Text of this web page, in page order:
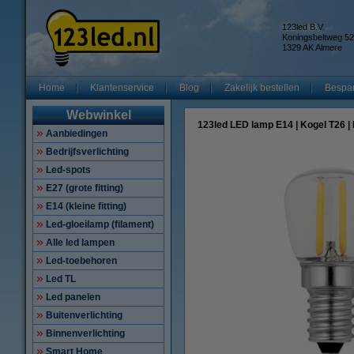
123led B.V.
Koningsbeltweg 52
1329 AK Almere
Home Klantenservice Blog Zakelijk bestellen
Webwinkel
Aanbiedingen
Bedrijfsverlichting
Led-spots
E27 (grote fitting)
E14 (kleine fitting)
Led-gloeilamp (filament)
Alle led lampen
Led-toebehoren
Led TL
Led panelen
Buitenverlichting
Binnenverlichting
Smart Home
123led LED lamp E14 | Kogel T26